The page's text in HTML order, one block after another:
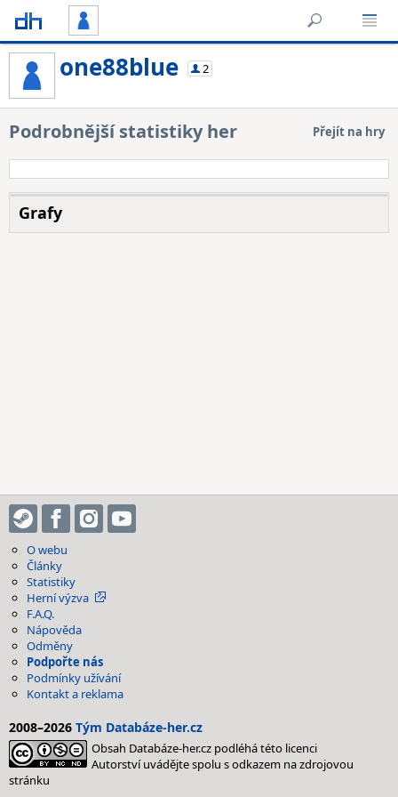
one88blue 2
Podrobnější statistiky her Přejít na hry
Grafy
O webu
Články
Statistiky
Herní výzva
F.A.Q.
Nápověda
Odměny
Podpořte nás
Podmínky užívání
Kontakt a reklama
2008–2026 Tým Databáze-her.cz
Obsah Databáze-her.cz podléhá této licenci
Autorství uvádějte spolu s odkazem na zdrojovou
stránku